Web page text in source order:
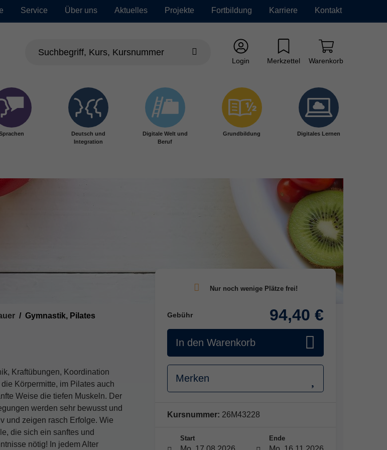
Service Über uns Aktuelles Projekte Fortbildung Karriere Kontakt
Login Merkzettel Warenkorb
Deutsch und
Integration
Digitale Welt und
Beruf
Grundbildung Digitales Lernen
Gymnastik, Pilates
Kraftübungen, Koordination
Körpermitte, im Pilates auch
Weise die tiefen Muskeln. Der
werden sehr bewusst und
und zeigen rasch Erfolge. Wie
die sich ein sanftes und
nötig! In jedem Alter
Gebühr 94,40 €
In den Warenkorb
Merken
Kursnummer: 26M43228
Start Ende